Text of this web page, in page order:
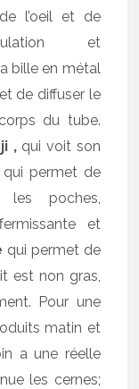
l’oeil et de
et
bille en métal
de diffuser le
du tube.
, qui voit son
qui permet de
poches,
et
qui permet de
est non gras,
Pour une
matin et
a une réelle
les cernes;